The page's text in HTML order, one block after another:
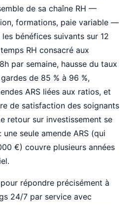
de sa chaîne RH —
formations, paie variable —
bénéfices suivants sur 12
RH consacré aux
par semaine, hausse du taux
de 85 % à 96 %,
ARS liées aux ratios, et
de satisfaction des soignants
retour sur investissement se
seule amende ARS (qui
€) couvre plusieurs années
répondre précisément à
24/7 par service avec